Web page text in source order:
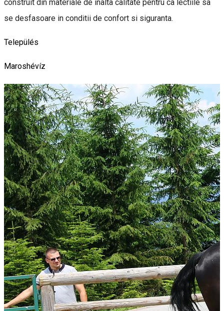
construit din materiale de inalta calitate pentru ca lectiile sa
se desfasoare in conditii de confort si siguranta.
Település
Maroshévíz